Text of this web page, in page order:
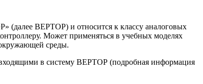
(далее ВЕРТОР) и относится к классу аналоговых
Может применяться в учебных моделях
среды.
в систему ВЕРТОР (подробная информация